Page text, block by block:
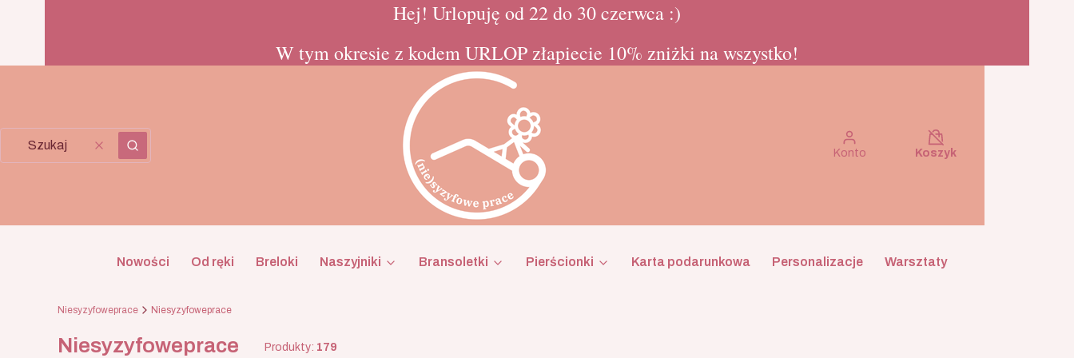
Hej! Urlopuję od 22 do 30 czerwca :)
W tym okresie z kodem URLOP złapiecie 10% zniżki na wszystko!
WyczyśćSzukaj Konto
Koszyk wyłączony
Koszyk
Nowości Od ręki Breloki Naszyjniki Bransoletki Pierścionki Karta podarunkowa Personalizacje Warsztaty
Niesyzyfoweprace Niesyzyfoweprace
Niesyzyfoweprace Produkty: 179